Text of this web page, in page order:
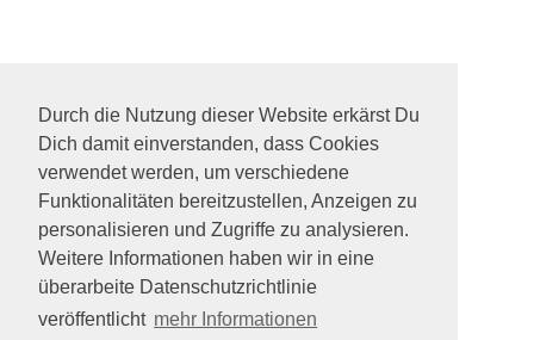
Durch die Nutzung dieser Website erkärst Du
Dich damit einverstanden, dass Cookies
verwendet werden, um verschiedene
Funktionalitäten bereitzustellen, Anzeigen zu
personalisieren und Zugriffe zu analysieren.
Weitere Informationen haben wir in eine
überarbeite Datenschutzrichtlinie
veröffentlicht mehr Informationen